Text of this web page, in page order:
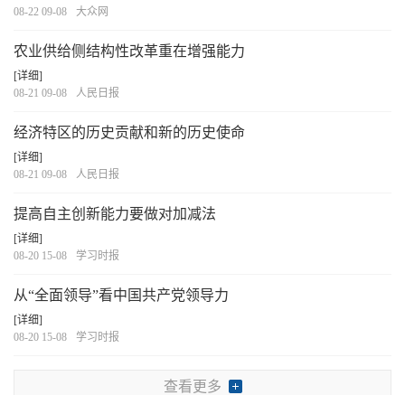
08-22 09-08
大众网
农业供给侧结构性改革重在增强能力
[详细]
08-21 09-08
人民日报
经济特区的历史贡献和新的历史使命
[详细]
08-21 09-08
人民日报
提高自主创新能力要做对加减法
[详细]
08-20 15-08
学习时报
从“全面领导”看中国共产党领导力
[详细]
08-20 15-08
学习时报
查看更多